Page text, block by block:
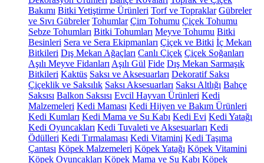
Bakımı Bitki Yetiştirme Ürünleri Torf ve Topraklar Gübreler
ve Sıvı Gübreler Tohumlar Çim Tohumu Çiçek Tohumu
Sebze Tohumları Bitki Tohumları Meyve Tohumu Bitki
Besinleri Sera ve Sera Ekipmanları Çiçek ve Bitki İç Mekan
Bitkileri Dış Mekan Ağaçları Canlı Çiçek Çiçek Soğanları
Aşılı Meyve Fidanları Aşılı Gül Fide Dış Mekan Sarmaşık
Bitkileri Kaktüs Saksı ve Aksesuarları Dekoratif Saksı
Çiçeklik ve Saksılık Saksı Aksesuarları Saksı Altlığı Bahçe
Saksısı Balkon Saksısı Evcil Hayvan Ürünleri Kedi
Malzemeleri Kedi Maması Kedi Hijyen ve Bakım Ürünleri
Kedi Kumları Kedi Mama ve Su Kabı Kedi Evi Kedi Yatağı
Kedi Oyuncakları Kedi Tuvaleti ve Aksesuarları Kedi
Ödülleri Kedi Tırmalaması Kedi Vitamini Kedi Taşıma
Çantası Köpek Malzemeleri Köpek Yatağı Köpek Vitamini
Köpek Oyuncakları Köpek Mama ve Su Kabı Köpek